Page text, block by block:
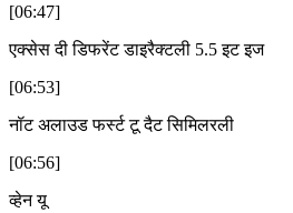
[06:47]
एक्सेस दी डिफरेंट डाइरैक्टली 5.5 इट इज
[06:53]
नॉट अलाउड फर्स्ट टू दैट सिमिलरली
[06:56]
व्हेन यू